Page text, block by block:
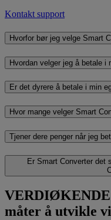
Kontakt support
Hvorfor bør jeg velge Smart
Hvordan velger jeg å betale i
Er det dyrere å betale i min
Hvor mange velger Smart
Tjener dere penger når jeg
Er Smart Converter det
måter å utvikle